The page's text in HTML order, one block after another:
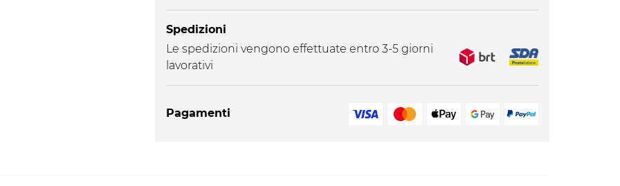
Spedizioni
Le spedizioni vengono effettuate entro 3-5 giorni
lavorativi
Pagamenti